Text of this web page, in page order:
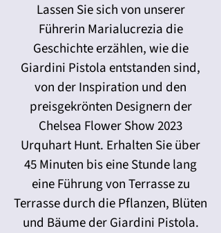
Lassen Sie sich von unserer
Führerin Marialucrezia die
Geschichte erzählen, wie die
Giardini Pistola entstanden sind,
von der Inspiration und den
preisgekrönten Designern der
Chelsea Flower Show 2023
Urquhart Hunt. Erhalten Sie über
45 Minuten bis eine Stunde lang
eine Führung von Terrasse zu
Terrasse durch die Pflanzen, Blüten
und Bäume der Giardini Pistola.